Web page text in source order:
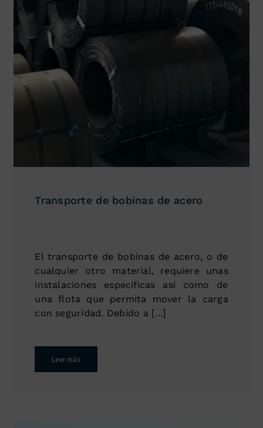
Transporte de bobinas de acero
El transporte de bobinas de acero, o de
cualquier otro material, requiere unas
instalaciones específicas así como de
una flota que permita mover la carga
con seguridad. Debido a [...]
Leer más